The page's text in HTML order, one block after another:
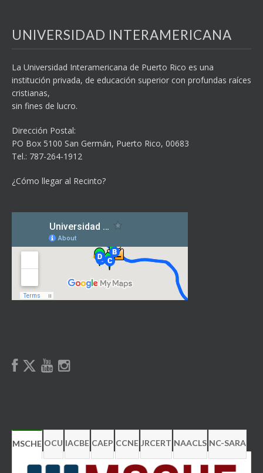
UNIVERSIDAD INTERAMERICANA
La Universidad Interamericana de Puerto Rico es una
institución privada, de educación superior con profundas raíces
cristianas,
sin fines de lucro.
Dirección Postal:
PO Box 5100 San Germán, Puerto Rico, 00683
Tel.: 787-264-1912
¿Cómo llegar al Recinto?
MSCHE OCU IACBE CAEP CCNE JRCERT NAACLS NC-SARA